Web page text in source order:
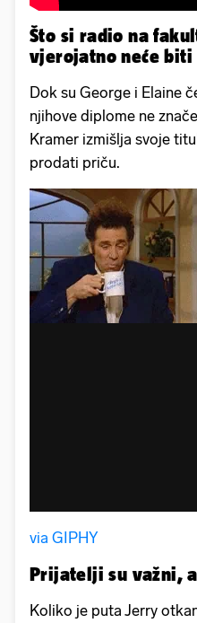
Što si radio na
vjerojatno neće biti
Dok su George i Elaine
njihove diplome ne
Kramer izmišlja svoje
prodati priču.
via GIPHY
Prijatelji su važni,
Koliko je puta Jerry